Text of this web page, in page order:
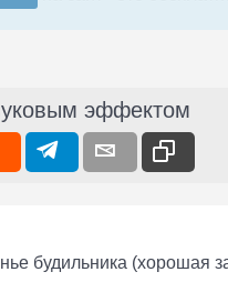
эффектом
будильника (хорошая